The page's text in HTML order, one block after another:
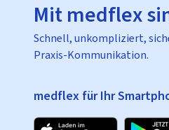
Mit medflex
Schnell, unkompliziert,
Praxis-Kommunikation.
medflex für Ihr